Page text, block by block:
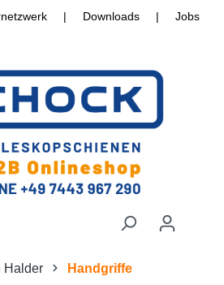
| Downloads | Jobs
Halder Handgriffe